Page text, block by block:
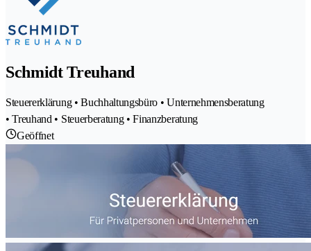
Schmidt Treuhand
Steuererklärung • Buchhaltungsbüro • Unternehmensberatung
• Treuhand • Steuerberatung • Finanzberatung
Geöffnet